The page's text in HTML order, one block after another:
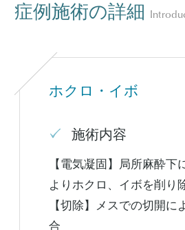
症例施術の詳細
ホクロ・イボ
施術内容
【電気凝固】局所麻酔下
よりホクロ、イボを削り
【切除】メスでの切開に
合